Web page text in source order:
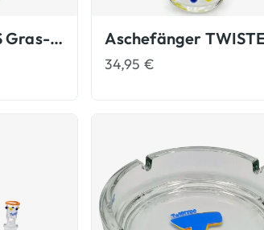
Stash TWISTERS Gras-Glas
34,95 €